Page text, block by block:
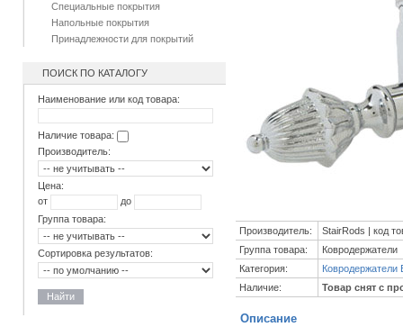
Специальные покрытия
Напольные покрытия
Принадлежности для покрытий
ПОИСК ПО КАТАЛОГУ
Наименование или код товара:
Наличие товара:
Производитель:
Цена:
от
до
Группа товара:
Сортировка результатов:
Найти
Производитель:
StairRods | код
Группа товара:
Ковродержатели
Категория:
Ковродержатели
Наличие:
Товар снят с
Описание